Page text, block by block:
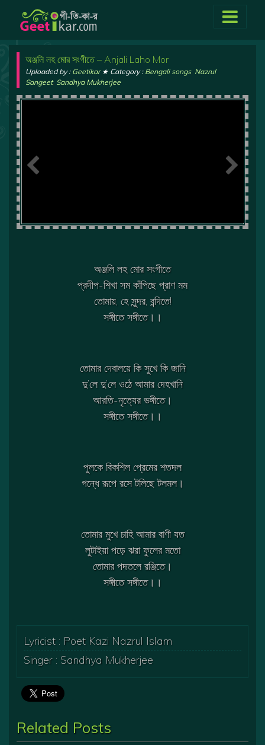
অঞ্জলি লহ মোর সংগীতে – Anjali Laho Mor
Uploaded by : Geetikar ★ Category : Bengali songs, Nazrul
Sangeet, Sandhya Mukherjee
অঞ্জলি লহ মোর সংগীতে
প্রদীপ-শিখা সম কাঁপিছে প্রাণ মম
তোমায়, হে সুন্দর, বন্দিতে!
সঙ্গীতে সঙ্গীতে।।
তোমার দেবালয়ে কি সুখে কি জানি
দু’লে দু’লে ওঠে আমার দেহখানি
আরতি-নৃত্যের ভঙ্গীতে।
সঙ্গীতে সঙ্গীতে।।
পুলকে বিকশিল প্রেমের শতদল
গন্ধে রূপে রসে টলিছে টলমল।
তোমার মুখে চাহি আমার বাণী যত
লুটাইয়া পড়ে ঝরা ফুলের মতো
তোমার পদতলে রঞ্জিতে।
সঙ্গীতে সঙ্গীতে।।
Lyricist : Poet Kazi Nazrul Islam
Singer : Sandhya Mukherjee
Related Posts